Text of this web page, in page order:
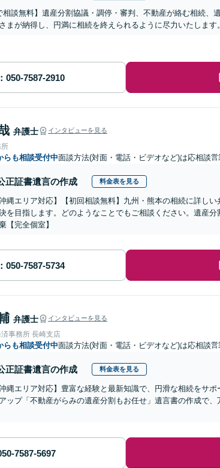
相談無料】遺産分割協議・調停・審判、不動産が絡む相続
まが納得し、円満に相続を終えられるように尽力いたします
弁護士 インタビューを見る
所
らも相談受付中面談方法(対面・電話・ビデオなど)は応相談営
正証書遺言の作成 料金表を見る
沖縄エリア対応】【初回相談無料】九州・熊本の相続に詳し
を目指します。どのようなことでもご相談ください。遺産
【完全個室】
弁護士 インタビューを見る
事務所 長崎支店
らも相談受付中面談方法(対面・電話・ビデオなど)は応相談営
正証書遺言の作成 料金表を見る
沖縄エリア対応】豊富な経験と最新知識で、円滑な相続をサ
ップ「不動産がらみの遺産分割もお任せ」遺言書の作成で